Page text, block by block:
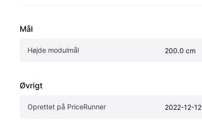
Mål
Højde modulmål 200.0 cm
Øvrigt
Oprettet på PriceRunner 2022-12-12